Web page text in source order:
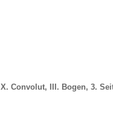
X. Convolut, III. Bogen, 3.